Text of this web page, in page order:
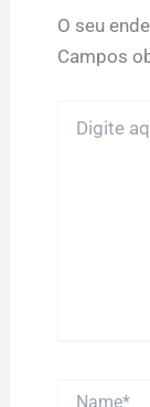
O seu
Campos
aqui...